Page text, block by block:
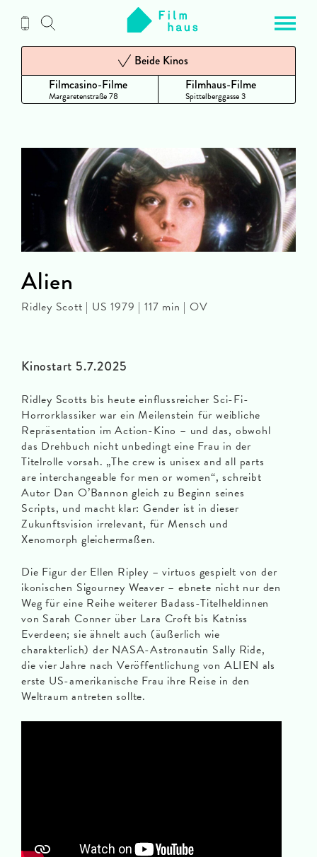
Inhalt
Filmcasino-Filme
Margaretenstraße 78
Beide Kinos
Filmhaus-Filme
Spittelberggasse 3
Kinostart 5.7.2025
Ridley Scotts bis heute einflussreicher Sci-Fi-
Horrorklassiker war ein Meilenstein für weibliche
Repräsentation im Action-Kino – und das, obwohl
das Drehbuch nicht unbedingt eine Frau in der
Titelrolle vorsah. „The crew is unisex and all parts
are interchangeable for men or women“, schreibt
Autor Dan O’Bannon gleich zu Beginn seines
Scripts, und macht klar: Gender ist in dieser
Zukunftsvision irrelevant, für Mensch und
Xenomorph gleichermaßen.
Die Figur der Ellen Ripley – virtuos gespielt von der
ikonischen Sigourney Weaver – ebnete nicht nur den
Weg für eine Reihe weiterer Badass-Titelheldinnen
von Sarah Conner über Lara Croft bis Katniss
Everdeen; sie ähnelt auch (äußerlich wie
charakterlich) der NASA-Astronautin Sally Ride,
die vier Jahre nach Veröffentlichung von ALIEN als
erste US-amerikanische Frau ihre Reise in den
Weltraum antreten sollte.
Alien
Ridley Scott | US 1979 | 117 min | OV